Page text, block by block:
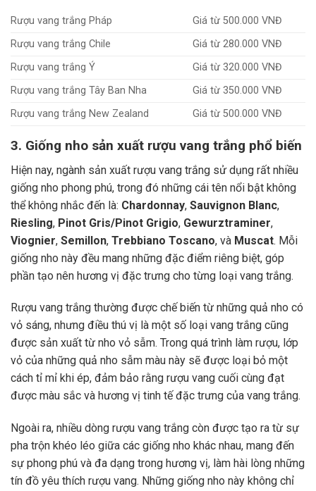
Rượu vang trắng Pháp
Giá từ 500.000 VNĐ
Rượu vang trắng Chile
Giá từ 280.000 VNĐ
Rượu vang trắng Ý
Giá từ 320.000 VNĐ
Rượu vang trắng Tây Ban Nha
Giá từ 350.000 VNĐ
Rượu vang trắng New Zealand
Giá từ 500.000 VNĐ
3. Giống nho sản xuất rượu vang trắng phổ biến
Hiện nay, ngành sản xuất rượu vang trắng sử dụng rất nhiều
giống nho phong phú, trong đó những cái tên nổi bật không
thể không nhắc đến là: Chardonnay, Sauvignon Blanc,
Riesling, Pinot Gris/Pinot Grigio, Gewurztraminer,
Viognier, Semillon, Trebbiano Toscano, và Muscat. Mỗi
giống nho này đều mang những đặc điểm riêng biệt, góp
phần tạo nên hương vị đặc trưng cho từng loại vang trắng.
Rượu vang trắng thường được chế biến từ những quả nho có
vỏ sáng, nhưng điều thú vị là một số loại vang trắng cũng
được sản xuất từ nho vỏ sẫm. Trong quá trình làm rượu, lớp
vỏ của những quả nho sẫm màu này sẽ được loại bỏ một
cách tỉ mỉ khi ép, đảm bảo rằng rượu vang cuối cùng đạt
được màu sắc và hương vị tinh tế đặc trưng của vang trắng.
Ngoài ra, nhiều dòng rượu vang trắng còn được tạo ra từ sự
pha trộn khéo léo giữa các giống nho khác nhau, mang đến
sự phong phú và đa dạng trong hương vị, làm hài lòng những
tín đồ yêu thích rượu vang. Những giống nho này không chỉ